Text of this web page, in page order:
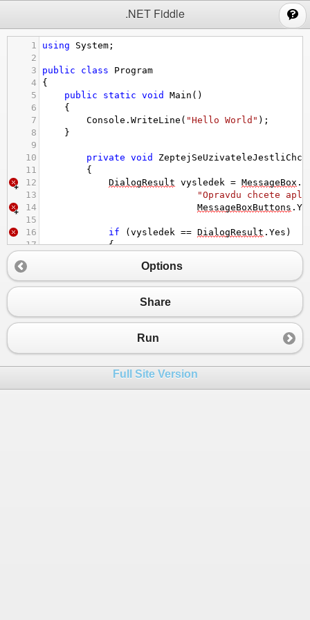
.NET Fiddle
1 using System ;
2
3
public class
Program
4
{
5
public static void Main ()
6
{
7
Console . WriteLine ( "Hello World" );
8
}
9
10
private void
11
        {
12
DialogResult vysledek = MessageBox .
13
"Opravdu chcete
14
MessageBoxButtons .
15
16
if ( vysledek == DialogResult . Yes )
17
            {
19
20
        }
void buttonOK_Click
23
        {
MessageBox
"Nyní se mi změní
26
Button tlacitko = sender as Button
Options
Share
Run
Full Site Version